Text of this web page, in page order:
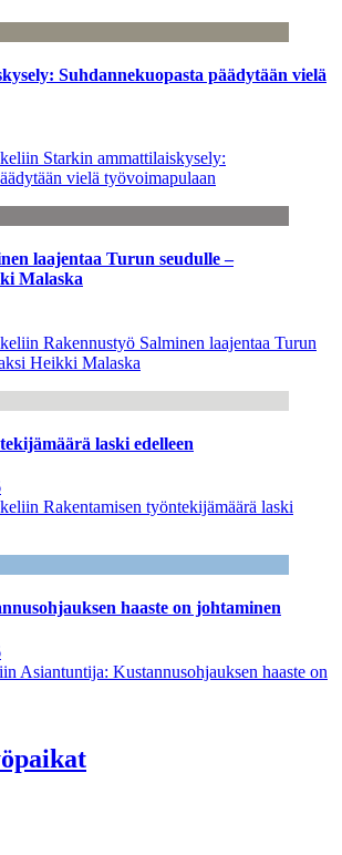
Suhdannekuopasta päädytään vielä
Starkin ammattilaiskysely:
vielä työvoimapulaan
laajentaa Turun seudulle –
Malaska
Rakennustyö Salminen laajentaa Turun
Heikki Malaska
laski edelleen
Rakentamisen työntekijämäärä laski
haaste on johtaminen
Asiantuntija: Kustannusohjauksen haaste on